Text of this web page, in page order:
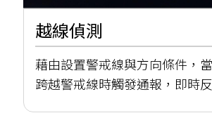
越線偵測
藉由設置警戒線與方向條件，
跨越警戒線時觸發通報，即時